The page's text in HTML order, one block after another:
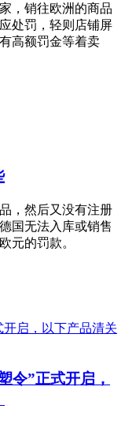
，销往欧洲的商品
处罚，轻则店铺屏
高额罚金等着卖
，然后又没有注册
国无法入库或销售
元的罚款。
令”正式开启，